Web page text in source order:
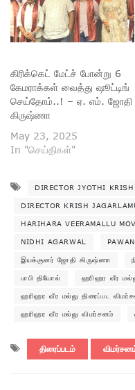
கிரிக்கெட் மேட்ச் போன்று 6
கேமராக்கள் வைத்து ஷூட்டிங்
செய்தோம்..! – ஏ. எம். ஜோதி
கிருஷ்ணா
May 23, 2025
In "செய்திகள்"
DIRECTOR JYOTHI
DIRECTOR KRISH
HARIHARA VEERAMALLU
NIDHI AGARWAL
இயக்குனர் ஜோதி கிருஷ்ணா
பாபி தியோல் ஹரிஹர வீர
ஹரிஹர வீர மல்லு திரைப்பட
ஹரிஹர வீர மல்லு விமர்சனம்
திரைப்படம்